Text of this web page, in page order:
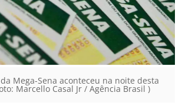
Mega-Sena aconteceu na noite desta
Marcello Casal Jr / Agência Brasil )